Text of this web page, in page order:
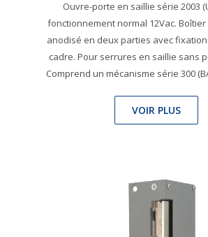
Ouvre-porte en saillie série 2003
fonctionnement normal 12Vac.
anodisé en deux parties avec
cadre. Pour serrures en saillie sans
Comprend un mécanisme série 300
VOIR PLUS